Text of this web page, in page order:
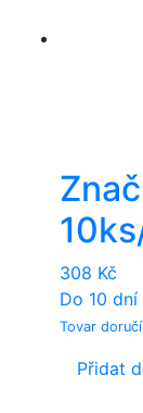
308 Kč
Do 10 dní
Tovar
Přidat